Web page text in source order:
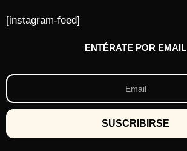
[instagram-feed]
ENTÉRATE POR EMAIL